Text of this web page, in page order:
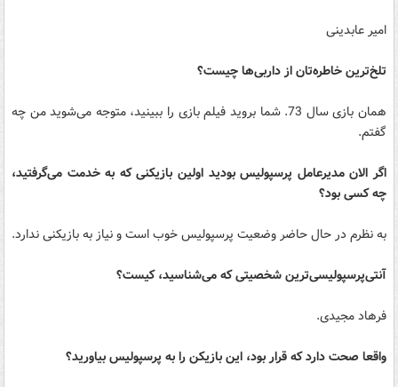
امیر عابدینی
تلخ‌ترین‌ خاطره‌تان از داربی‌ها چیست؟
همان بازی سال 73. شما بروید فیلم بازی را ببینید، متوجه می‌شوید من چه
گفتم.
اگر الان مدیرعامل پرسپولیس بودید اولین بازیکنی که به خدمت می‌گرفتید،
چه کسی بود؟
به نظرم در حال حاضر وضعیت پرسپولیس خوب است و نیاز به بازیکنی ندارد.
آنتی‌پرسپولیسی‌ترین شخصیتی که می‌شناسید، کیست؟
فرهاد مجیدی.
واقعا صحت دارد که قرار بود، این بازیکن را به پرسپولیس بیاورید؟